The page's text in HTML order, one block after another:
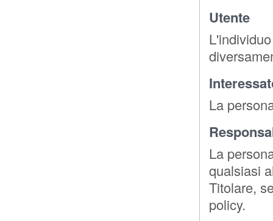
Utente
La
La
qualsiasi
Titolare,
policy.